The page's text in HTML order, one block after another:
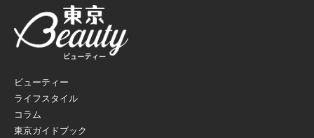
ビューティー
ライフスタイル
コラム
東京ガイドブック